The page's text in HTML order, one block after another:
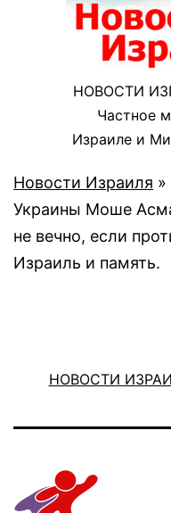
НОВОСТИ
Частное
Израиле и
Новости Израиля »
Украины Моше
не вечно, если
Израиль и память.
НОВОСТИ